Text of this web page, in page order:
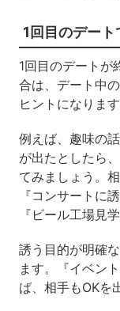
1回目のデート
1回目のデートが
合は、デート中
ヒントになります
例えば、趣味の
が出たとしたら
てみましょう。
『コンサートに
『ビール工場見
誘う目的が明確
ます。『イベン
ば、相手もOKを